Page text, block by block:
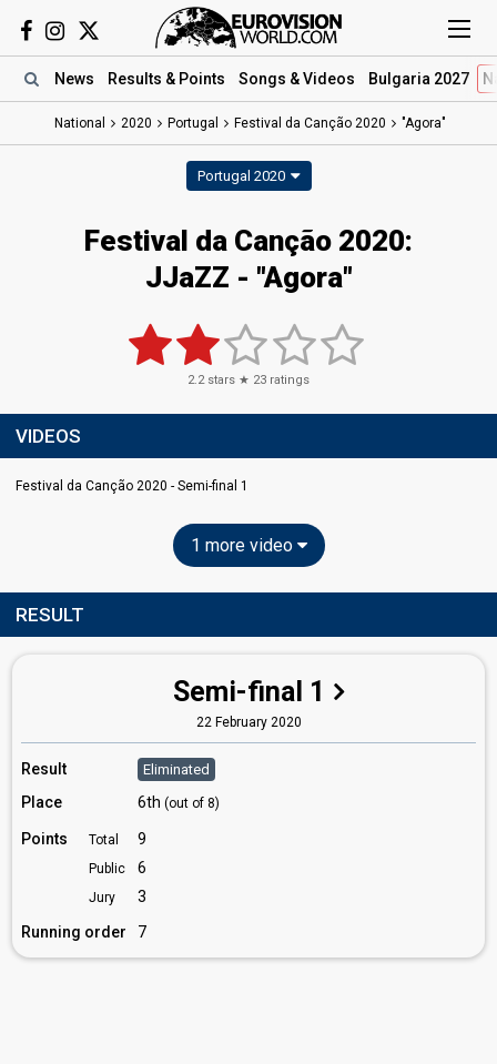
News Results & Points Songs & Videos Bulgaria 2027
National 2020 Portugal Festival da Canção 2020 "Agora"
Portugal 2020
Festival da Canção 2020:
JJaZZ - "Agora"
2.2stars ★ 23 ratings
VIDEOS
Festival da Canção 2020 - Semi-final 1
1 more video
RESULT
Semi-final 1
22 February 2020
Result Eliminated
Place 6th (out of 8)
Points Total 9
Public 6
Jury
3
Running order
7